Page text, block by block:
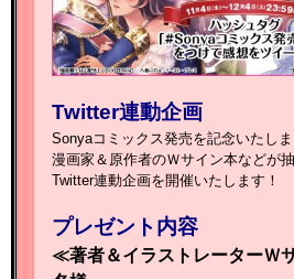
Twitter連動企画
Sonyaコミックス発売を記念いたしま
漫画家＆原作者のＷサイン本などが抽
Twitter連動企画を開催いたします！
プレゼント内容
≪著者＆イラストレーター